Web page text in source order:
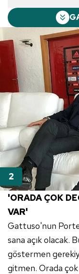
'ORADA ÇOK
VAR'
Gattuso'nun
sana açık olacak.
göstermen
gitmen. Orada